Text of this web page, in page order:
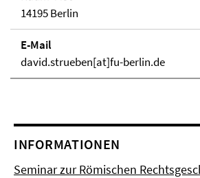
14195 Berlin
E-Mail
david.strueben[at]fu-berlin.de
INFORMATIONEN
Seminar zur Römischen